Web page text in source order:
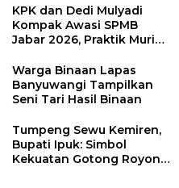
KPK dan Dedi Mulyadi
Kompak Awasi SPMB
Jabar 2026, Praktik Murid
Hukum
Warga Binaan Lapas
Banyuwangi Tampilkan
Seni Tari Hasil Binaan
Tumpeng Sewu Kemiren,
Bupati Ipuk: Simbol
Kekuatan Gotong Royong